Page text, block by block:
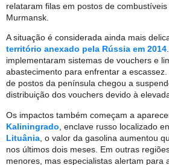
relataram filas em postos de
Murmansk.
A situação é considerada ainda mais
território anexado pela Rússia em 2014
implementaram sistemas de vouchers e
abastecimento para enfrentar a
de postos da península chegou a
distribuição dos vouchers devido à
Os impactos também começam a
Kaliningrado , enclave russo localizado
Lituânia , o valor da gasolina aumentou
nos últimos dois meses. Em outras
menores, mas especialistas alertam para